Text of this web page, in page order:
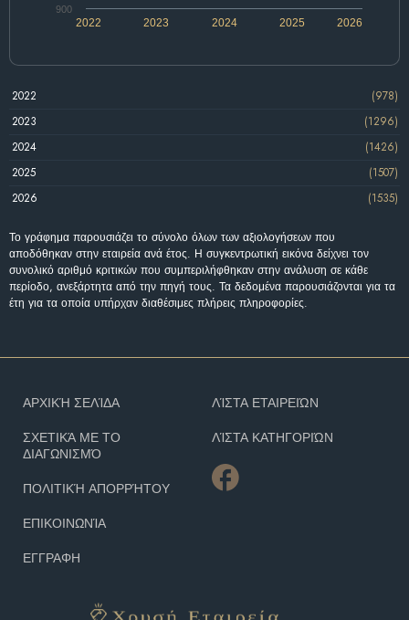
2025
2022 2023 2024 2026
900
2022
(978)
2023
(1296)
2024
(1426)
2025
(1507)
2026
(1535)
Το γράφημα παρουσιάζει το σύνολο όλων των αξιολογήσεων που
αποδόθηκαν στην εταιρεία ανά έτος. Η συγκεντρωτική εικόνα δείχνει τον
συνολικό αριθμό κριτικών που συμπεριλήφθηκαν στην ανάλυση σε κάθε
περίοδο, ανεξάρτητα από την πηγή τους. Τα δεδομένα παρουσιάζονται για τα
έτη για τα οποία υπήρχαν διαθέσιμες πλήρεις πληροφορίες.
ΑΡΧΙΚΉ ΣΕΛΊΔΑ
ΣΧΕΤΙΚΆ ΜΕ ΤΟ
ΔΙΑΓΩΝΙΣΜΌ
ΠΟΛΙΤΙΚΉ ΑΠΟΡΡΉΤΟΥ
ΕΠΙΚΟΙΝΩΝΊΑ
ΕΓΓΡΑΦΗ
ΛΊΣΤΑ ΕΤΑΙΡΕΙΏΝ
ΛΊΣΤΑ ΚΑΤΗΓΟΡΙΏΝ